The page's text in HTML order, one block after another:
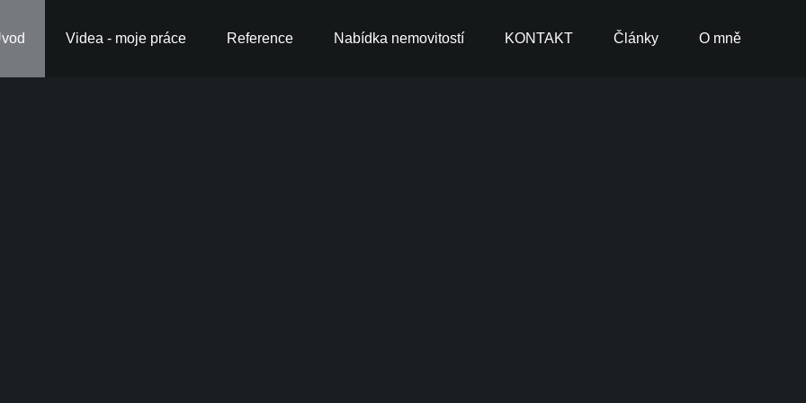
Videa - moje práce Reference Nabídka nemovitostí KONTAKT Články O mně